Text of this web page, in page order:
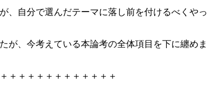
自分で選んだテーマに落し前を付けるべくやっ
が、今考えている本論考の全体項目を下に纏めま
＋＋＋＋＋＋＋＋＋＋＋＋